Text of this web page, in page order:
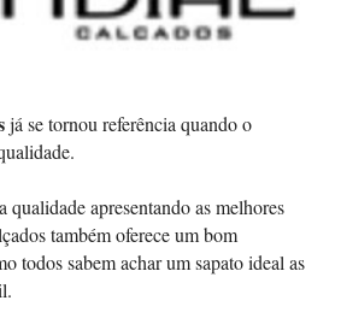
já se tornou referência quando o
qualidade apresentando as melhores
também oferece um bom
todos sabem achar um sapato ideal as